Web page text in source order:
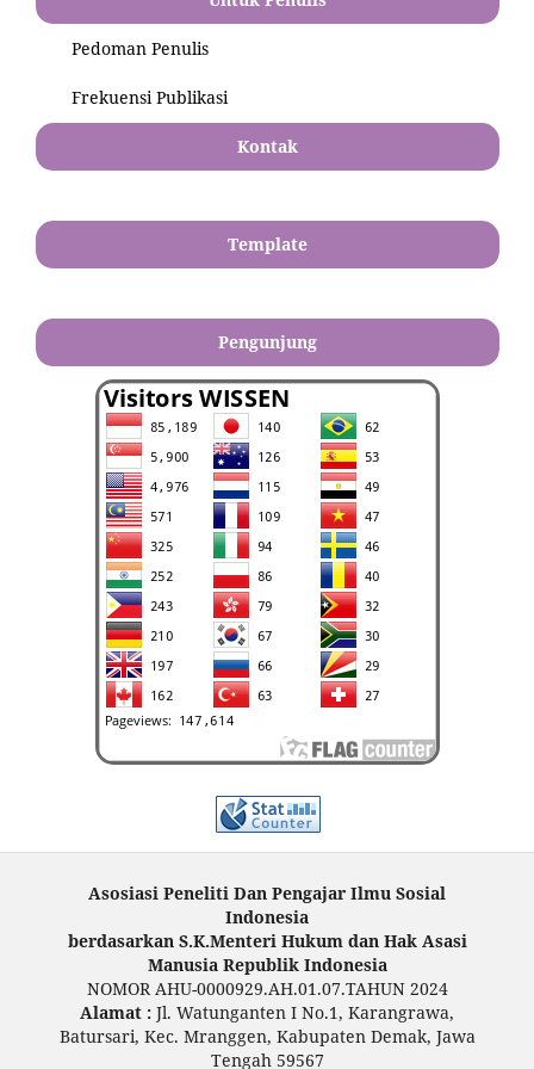
Pedoman Penulis
Frekuensi Publikasi
Kontak
Template
Pengunjung
Asosiasi Peneliti Dan Pengajar Ilmu Sosial
Indonesia
berdasarkan S.K.Menteri Hukum dan Hak Asasi
Manusia Republik Indonesia
NOMOR AHU-0000929.AH.01.07.TAHUN 2024
Alamat : Jl. Watunganten I No.1, Karangrawa,
Batursari, Kec. Mranggen, Kabupaten Demak, Jawa
Tengah 59567